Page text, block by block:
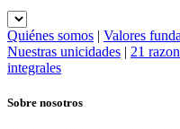
Quiénes somos | Valores
Nuestras unicidades | 21
integrales
Sobre nosotros